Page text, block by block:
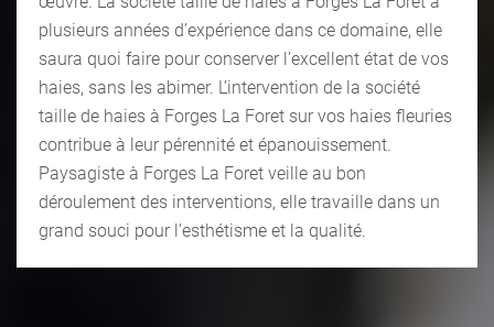
plusieurs années d’expérience dans ce domaine, elle
saura quoi faire pour conserver l’excellent état de vos
haies, sans les abimer. L’intervention de la société
taille de haies à Forges La Foret sur vos haies fleuries
contribue à leur pérennité et épanouissement.
Paysagiste à Forges La Foret veille au bon
déroulement des interventions, elle travaille dans un
grand souci pour l’esthétisme et la qualité.